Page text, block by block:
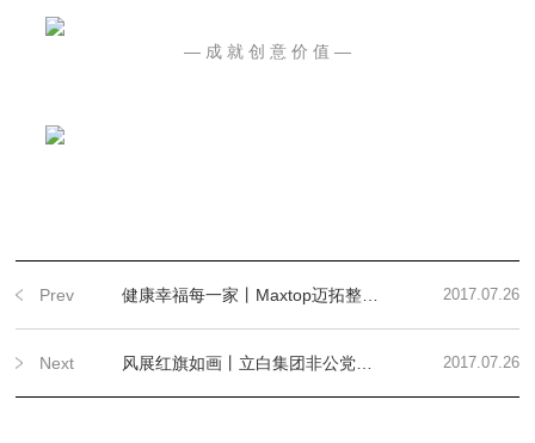
— 成 就 创 意 价 值 —
Prev 健康幸福每一家丨Maxtop迈拓整体地面在广州立白集团非公党建展厅&企业形象展厅的应用 2017.07.26
Next 风展红旗如画丨立白集团非公党建展厅揭牌侧记 2017.07.26